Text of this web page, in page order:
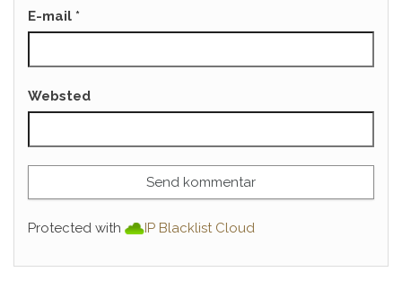
E-mail *
Websted
Protected with IP Blacklist Cloud